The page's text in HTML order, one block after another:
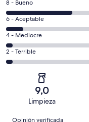
-
Excelente.
232
de
415
opiniones
Evaluación:
8
-
Bueno.
128
de
opiniones
8 - Bueno
Evaluación:
6
-
Aceptable.
32
opiniones
6 - Aceptable
Evaluación:
4
-
4 - Mediocre
Evaluación:
2
415
2 - Terrible
9,0
Limpieza
Opiniones
Opinión verificada